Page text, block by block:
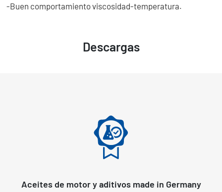
Descargas
-Buen comportamiento viscosidad-temperatura.
Aceites de motor y aditivos made in Germany